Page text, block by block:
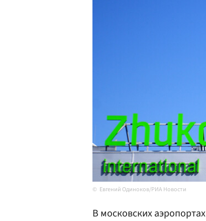
Евгений Одиноков/РИА Новости
В московских аэропортах